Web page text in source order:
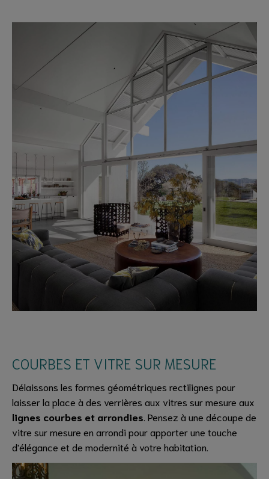
COURBES ET VITRE SUR MESURE
Délaissons les formes géométriques rectilignes pour
laisser la place à des verrières aux vitres sur mesure aux
lignes courbes et arrondies . Pensez à une découpe de
vitre sur mesure en arrondi pour apporter une touche
d'élégance et de modernité à votre habitation.